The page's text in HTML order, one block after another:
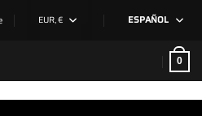
EUR, € ESPAÑOL
0